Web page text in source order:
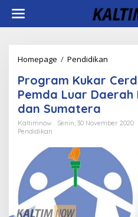
konten
Homepage / Pendidikan
Cerdas
Dilirik
Oleh
Luar
ke
Jawa
dan
Sumatera
Program Kukar
Pemda Luar
dan Sumatera
Kaltimnow
Senin, 30 November 2020
Pendidikan